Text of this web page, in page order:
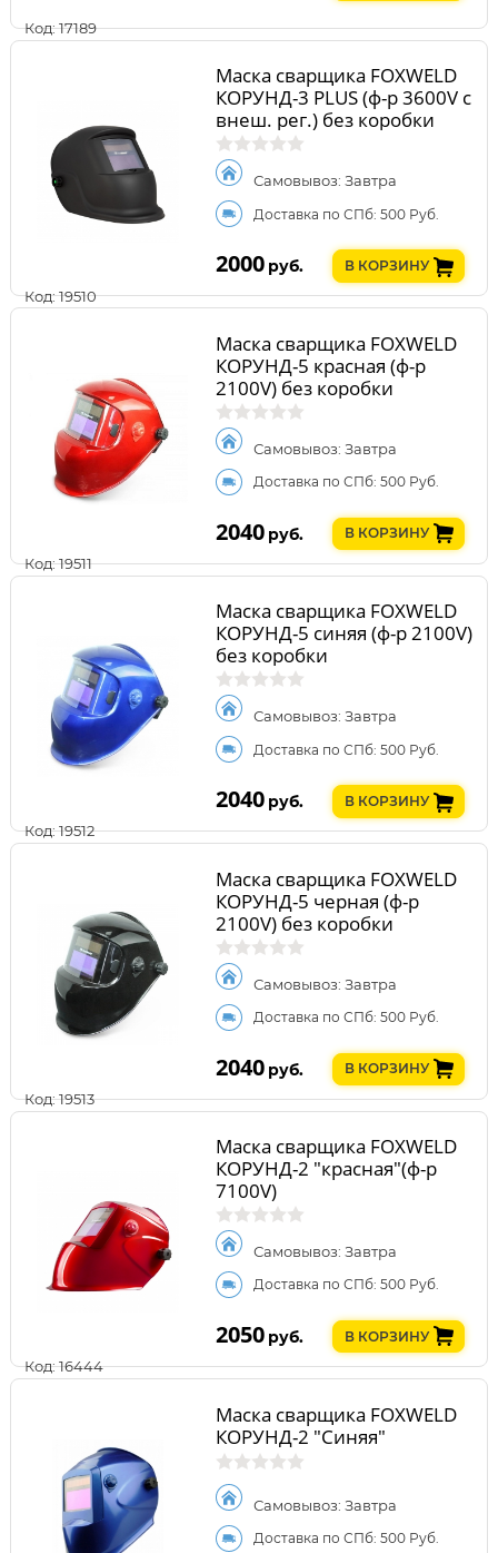
Код: 17189
Код: 19510
Маска сварщика FOXWELD
КОРУНД-3 PLUS (ф-р 3600V с
внеш. рег.) без коробки
Самовывоз: Завтра
Доставка по СПб: 500 Руб.
2000 руб. В КОРЗИНУ
Код: 19511
Маска сварщика FOXWELD
КОРУНД-5 красная (ф-р
2100V) без коробки
Самовывоз: Завтра
Доставка по СПб: 500 Руб.
2040 руб. В КОРЗИНУ
Код: 19512
Маска сварщика FOXWELD
КОРУНД-5 синяя (ф-р 2100V)
без коробки
Самовывоз: Завтра
Доставка по СПб: 500 Руб.
2040 руб. В КОРЗИНУ
Код: 19513
Маска сварщика FOXWELD
КОРУНД-5 черная (ф-р
2100V) без коробки
Самовывоз: Завтра
Доставка по СПб: 500 Руб.
2040 руб. В КОРЗИНУ
Код: 16444
Маска сварщика FOXWELD
КОРУНД-2 "красная"(ф-р
7100V)
Самовывоз: Завтра
Доставка по СПб: 500 Руб.
2050 руб. В КОРЗИНУ
Маска сварщика FOXWELD
КОРУНД-2 "Синяя"
Самовывоз: Завтра
Доставка по СПб: 500 Руб.